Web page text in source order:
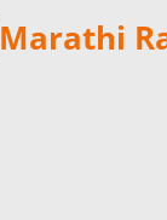
Marathi